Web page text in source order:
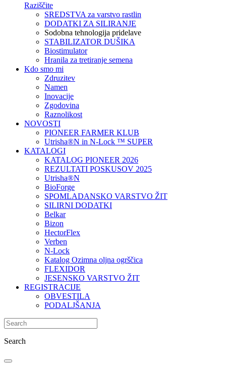
Raziščite
SREDSTVA za varstvo rastlin
DODATKI ZA SILIRANJE
Sodobna tehnologija pridelave
STABILIZATOR DUŠIKA
Biostimulator
Hranila za tretiranje semena
Kdo smo mi
Zdruzitev
Namen
Inovacije
Zgodovina
Raznolikost
NOVOSTI
PIONEER FARMER KLUB
Utrisha®N in N-Lock ™ SUPER
KATALOGI
KATALOG PIONEER 2026
REZULTATI POSKUSOV 2025
Utrisha®N
BioForge
SPOMLADANSKO VARSTVO ŽIT
SILIRNI DODATKI
Belkar
Bizon
HectorFlex
Verben
N-Lock
Katalog Ozimna oljna ogrščica
FLEXIDOR
JESENSKO VARSTVO ŽIT
REGISTRACIJE
OBVESTILA
PODALJŠANJA
Search